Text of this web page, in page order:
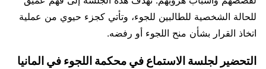
للحالة الشخصية للطالبين للجوء، وتأتي كجزء حيوي من عملية
اتخاذ القرار بشأن منح اللجوء أو رفضه.
التحضير لجلسة الاستماع في محكمة اللجوء في المانيا